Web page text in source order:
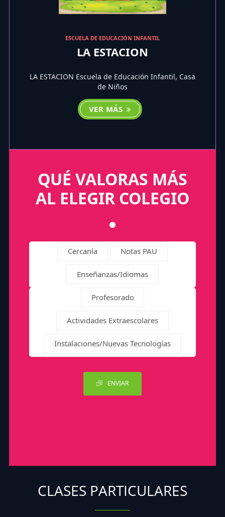
ESCUELA DE EDUCACIÓN INFANTIL
LA ESTACION
LA ESTACION Escuela de Educación Infantil, Casa
de Niños
VER MÁS
QUÉ VALORAS MÁS
AL ELEGIR COLEGIO
Cercanía Notas PAU
Enseñanzas/Idiomas
Profesorado
Actividades Extraescolares
Instalaciones/Nuevas Tecnologías
ENVIAR
CLASES PARTICULARES